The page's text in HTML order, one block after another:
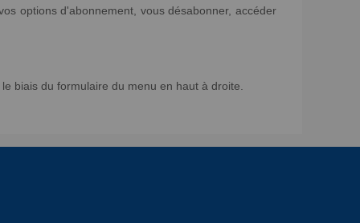
options d'abonnement, vous désabonner, accéder
biais du formulaire du menu en haut à droite.